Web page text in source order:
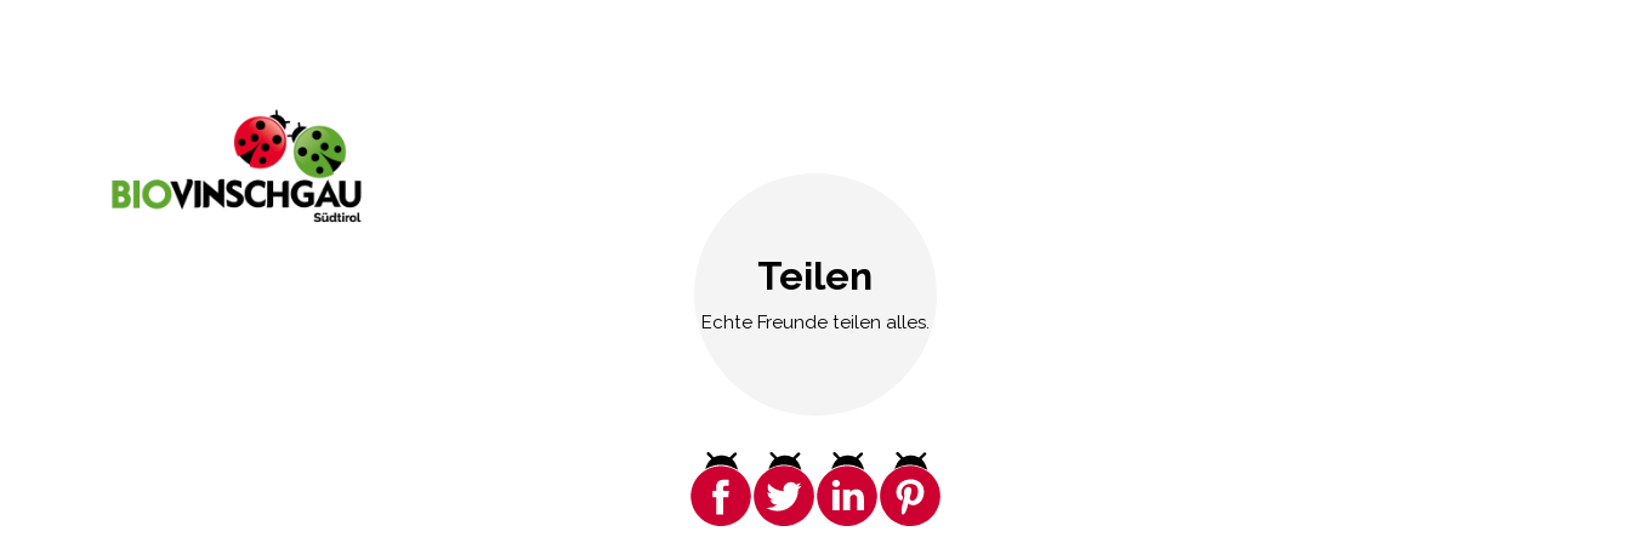
Teilen
Echte Freunde teilen alles.